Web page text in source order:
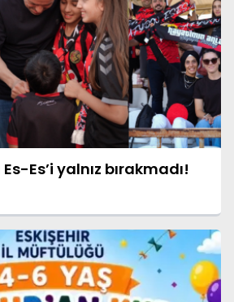
Es’i yalnız bırakmadı!